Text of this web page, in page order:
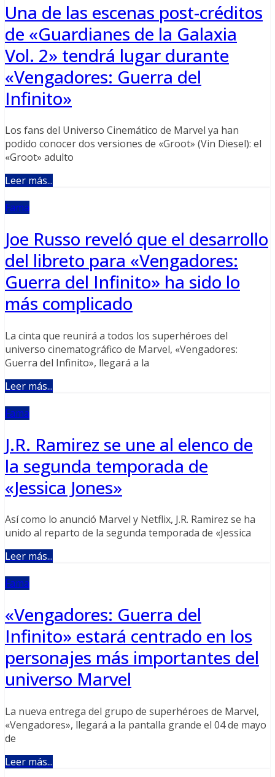
Una de las escenas post-créditos
de «Guardianes de la Galaxia
Vol. 2» tendrá lugar durante
«Vengadores: Guerra del
Infinito»
Los fans del Universo Cinemático de Marvel ya han
podido conocer dos versiones de «Groot» (Vin Diesel): el
«Groot» adulto
Leer más...
Fama
Joe Russo reveló que el desarrollo
del libreto para «Vengadores:
Guerra del Infinito» ha sido lo
más complicado
La cinta que reunirá a todos los superhéroes del
universo cinematográfico de Marvel, «Vengadores:
Guerra del Infinito», llegará a la
Leer más...
Fama
J.R. Ramirez se une al elenco de
la segunda temporada de
«Jessica Jones»
Así como lo anunció Marvel y Netflix, J.R. Ramirez se ha
unido al reparto de la segunda temporada de «Jessica
Leer más...
Fama
«Vengadores: Guerra del
Infinito» estará centrado en los
personajes más importantes del
universo Marvel
La nueva entrega del grupo de superhéroes de Marvel,
«Vengadores», llegará a la pantalla grande el 04 de mayo
de
Leer más...